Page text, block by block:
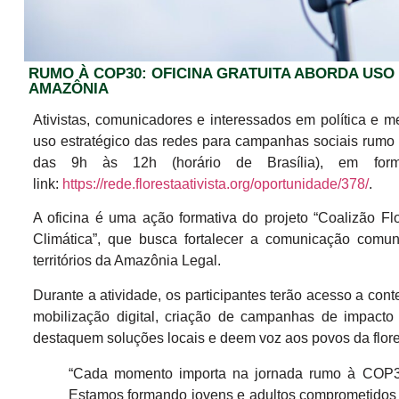
RUMO À COP30: OFICINA GRATUITA ABORDA
AMAZÔNIA
Ativistas, comunicadores e interessados em política e
uso estratégico das redes para campanhas sociais
das 9h às 12h (horário de Brasília), em
link: https://rede.florestaativista.org/oportunidade/378/.
A oficina é uma ação formativa do projeto “Coalizão
Climática”, que busca fortalecer a comunicação
territórios da Amazônia Legal.
Durante a atividade, os participantes terão acesso a
mobilização digital, criação de campanhas de
destaquem soluções locais e deem voz aos povos da
“Cada momento importa na jornada rumo à
Estamos formando jovens e adultos